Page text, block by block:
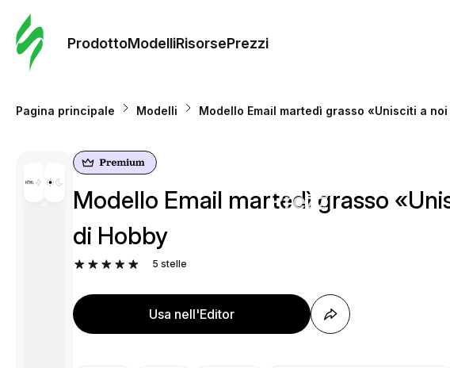
ProdottoModelliRisorsePrezzi
Prezzi
Pagina principale Modelli Modello Email martedì grasso «Unisciti a
Modello Email martedì grasso
di Hobby
5 stelle
Usa nell'Editor